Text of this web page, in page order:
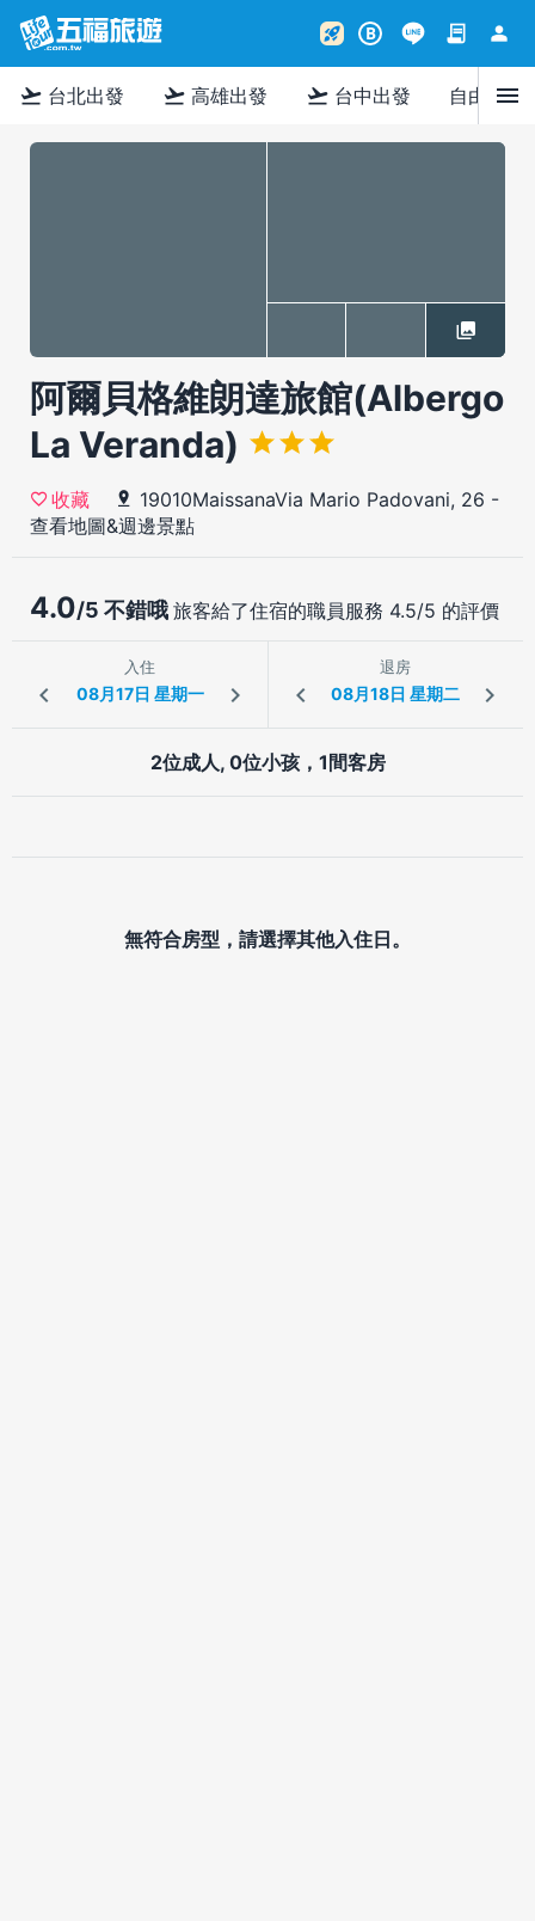
rocket_launch B contract person
flight_takeoff 台北出發 flight_takeoff 高雄出發 flight_takeoff 台中出發 自由行menu
阿爾貝格維朗達旅館(Albergo
La Veranda)
收藏 19010MaissanaVia Mario Padovani, 26 -
查看地圖&週邊景點
4.0/5 不錯哦 旅客給了住宿的職員服務 4.5/5 的評價
入住 退房
2位成人, 0位小孩，1間客房
無符合房型，請選擇其他入住日。